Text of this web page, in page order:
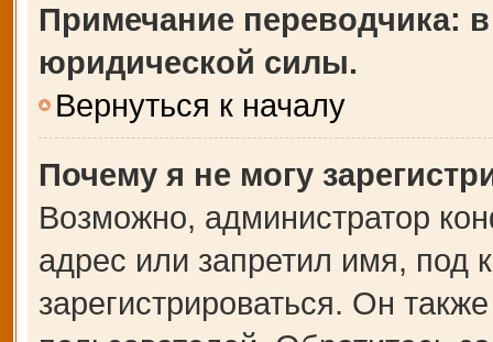
Примечание переводчика:
юридической силы.
Вернуться к началу
Почему я не могу
Возможно, администратор
адрес или запретил имя, под
зарегистрироваться. Он